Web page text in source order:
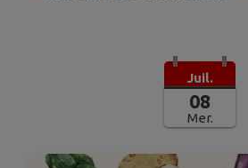
Juil.
08
Mer.